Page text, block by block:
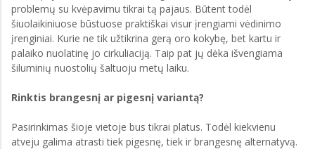
problemų su kvėpavimu tikrai tą pajaus. Būtent todėl
šiuolaikiniuose būstuose praktiškai visur įrengiami vėdinimo
įrenginiai. Kurie ne tik užtikrina gerą oro kokybę, bet kartu ir
palaiko nuolatinę jo cirkuliaciją. Taip pat jų dėka išvengiama
šiluminių nuostolių šaltuoju metų laiku.
Rinktis brangesnį ar pigesnį variantą?
Pasirinkimas šioje vietoje bus tikrai platus. Todėl kiekvienu
atveju galima atrasti tiek pigesnę, tiek ir brangesnę alternatyvą.